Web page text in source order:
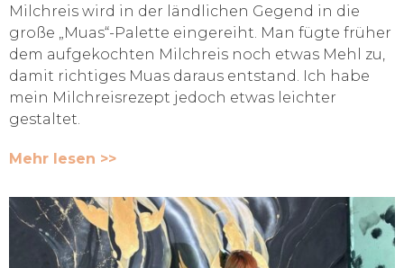
Milchreis wird in der ländlichen Gegend in die
große „Muas“-Palette eingereiht. Man fügte früher
dem aufgekochten Milchreis noch etwas Mehl zu,
damit richtiges Muas daraus entstand. Ich habe
mein Milchreisrezept jedoch etwas leichter
gestaltet.
Mehr lesen >>